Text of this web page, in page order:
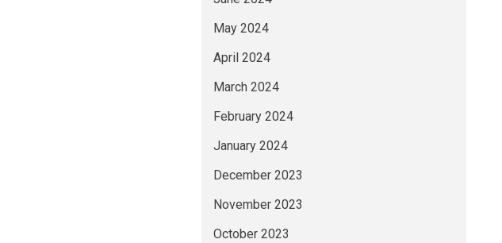
May 2024
April 2024
March 2024
February 2024
January 2024
December 2023
November 2023
October 2023